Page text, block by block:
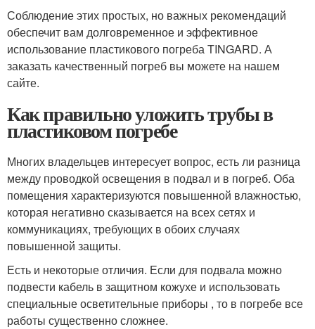
Соблюдение этих простых, но важных рекомендаций
обеспечит вам долговременное и эффективное
использование пластикового погреба TINGARD. А
заказать качественный погреб вы можете на нашем
сайте.
Как правильно уложить трубы в
пластиковом погребе
Многих владельцев интересует вопрос, есть ли разница
между проводкой освещения в подвал и в погреб. Оба
помещения характеризуются повышенной влажностью,
которая негативно сказывается на всех сетях и
коммуникациях, требующих в обоих случаях
повышенной защиты.
Есть и некоторые отличия. Если для подвала можно
подвести кабель в защитном кожухе и использовать
специальные осветительные приборы , то в погребе все
работы существенно сложнее.